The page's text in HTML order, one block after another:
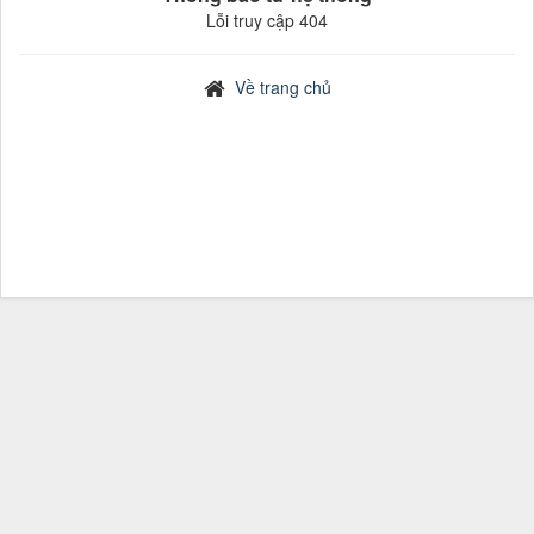
Lỗi truy cập 404
Về trang chủ